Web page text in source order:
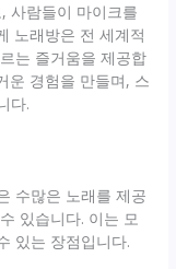
사람들이 마이크를
노래방은 전 세계적
는 즐거움을 제공합
운 경험을 만들며, 스
다.
수많은 노래를 제공
있습니다. 이는 모
있는 장점입니다.